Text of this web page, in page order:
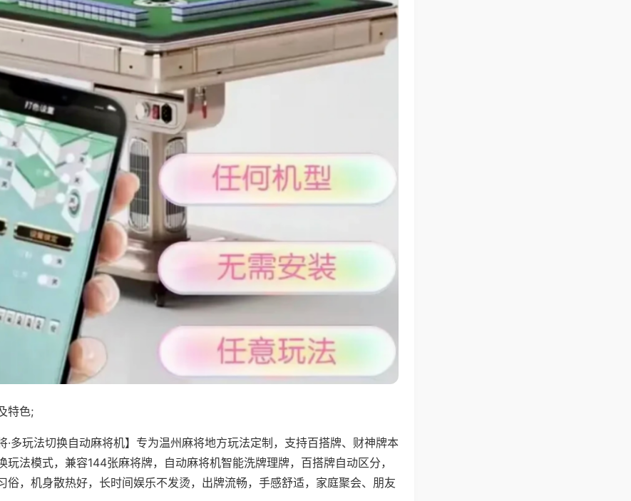
特色;
·多玩法切换自动麻将机】专为温州麻将地方玩法定制，支持百搭牌、财神牌本
玩法模式，兼容144张麻将牌，自动麻将机智能洗牌理牌，百搭牌自动区分，
俗，机身散热好，长时间娱乐不发烫，出牌流畅，手感舒适，家庭聚会、朋友